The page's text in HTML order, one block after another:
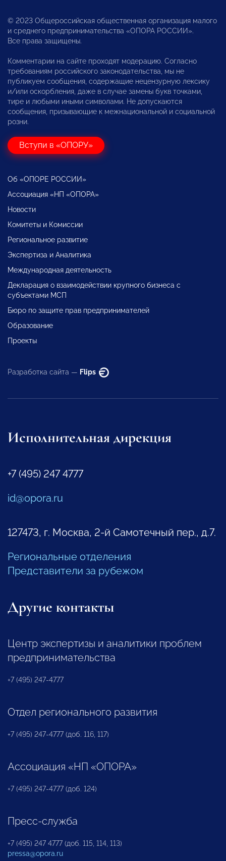
© 2023 Общероссийская общественная организация малого
и среднего предпринимательства «ОПОРА РОССИИ».
Все права защищены.
Комментарии на сайте проходят модерацию. Согласно
требованиям российского законодательства, мы не
публикуем сообщения, содержащие нецензурную лексику
и/или оскорбления, даже в случае замены букв точками,
тире и любыми иными символами. Не допускаются
сообщения, призывающие к межнациональной и социальной
розни.
Вступи в «ОПОРУ»
Об «ОПОРЕ РОССИИ»
Ассоциация «НП «ОПОРА»
Новости
Комитеты и Комиссии
Региональное развитие
Экспертиза и Аналитика
Международная деятельность
Декларация о взаимодействии крупного бизнеса с
субъектами МСП
Бюро по защите прав предпринимателей
Образование
Проекты
Разработка сайта — Flips
Исполнительная дирекция
+7 (495) 247 4777
id@opora.ru
127473, г. Москва, 2-й Самотечный пер., д.7.
Региональные отделения
Представители за рубежом
Другие контакты
Центр экспертизы и аналитики проблем
предпринимательства
+7 (495) 247-4777
Отдел регионального развития
+7 (495) 247-4777 (доб. 116, 117)
Ассоциация «НП «ОПОРА»
+7 (495) 247-4777 (доб. 124)
Пресс-служба
+7 (495) 247 4777 (доб. 115, 114, 113)
pressa@opora.ru